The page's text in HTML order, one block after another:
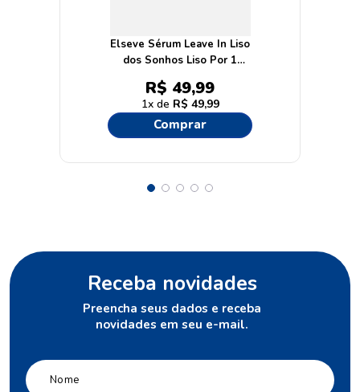
Elseve Sérum Leave In Liso
dos Sonhos Liso Por 1
Semana 100ml
R$ 49,99
1 R$ 49,99
Comprar
Receba novidades
Preencha seus dados e receba
novidades em seu e-mail.